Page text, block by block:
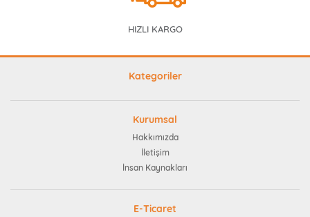
HIZLI KARGO
Kategoriler
Kurumsal
Hakkımızda
İletişim
İnsan Kaynakları
E-Ticaret